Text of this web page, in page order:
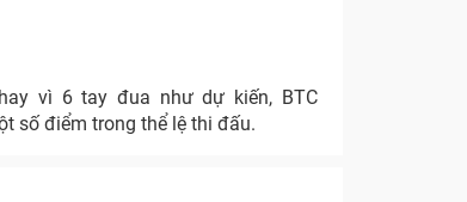
vì 6 tay đua như dự kiến, BTC
số điểm trong thể lệ thi đấu.